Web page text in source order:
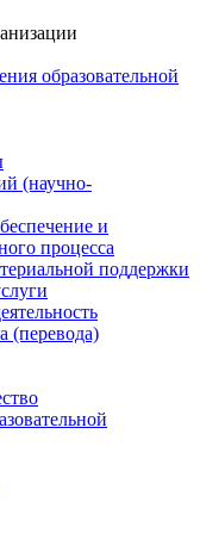
образовательной
(научно-
и
процесса
поддержки
(перевода)